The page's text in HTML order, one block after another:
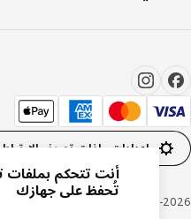
إعدادات ملفات تعريف الارتباط
Inter IKEA Systems B.V. 1999-
أنت تتحكم بملفات
تُحفظ على جهازك